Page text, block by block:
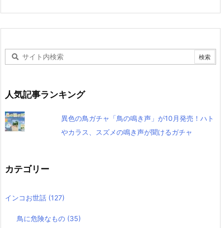
人気記事ランキング
異色の鳥ガチャ「鳥の鳴き声」が10月発売！ハト
やカラス、スズメの鳴き声が聞けるガチャ
カテゴリー
インコお世話 (127)
鳥に危険なもの (35)